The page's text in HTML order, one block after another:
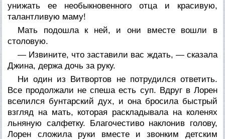
унижать ее необыкновенного отца и красивую,
талантливую маму!
Мать подошла к ней, и они вместе вошли в
столовую.
— Извините, что заставили вас ждать, — сказала
Джина, держа дочь за руку.
Ни один из Витвортов не потрудился ответить.
Все продолжали не спеша есть суп. Вдруг в Лорен
вселился бунтарский дух, и она бросила быстрый
взгляд на мать, которая раскладывала на коленях
льняную салфетку. Благочестиво наклонив голову,
Лорен сложила руки вместе и звонким детским